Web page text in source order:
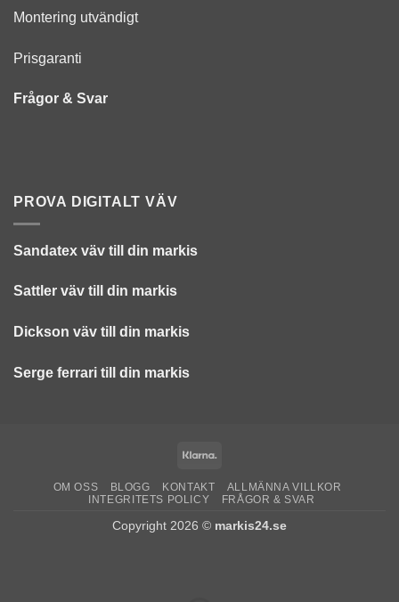
Montering utvändigt
Prisgaranti
Frågor & Svar
PROVA DIGITALT VÄV
Sandatex väv till din markis
Sattler väv till din markis
Dickson väv till din markis
Serge ferrari till din markis
OM OSS BLOGG KONTAKT
ALLMÄNNA VILLKOR
INTEGRITETS POLICY
FRÅGOR & SVAR
Copyright 2026 © markis24.se